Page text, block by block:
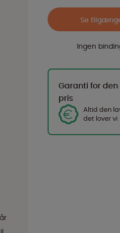
Se
Ingen
Garanti for
pris
Altid den
det lover vi